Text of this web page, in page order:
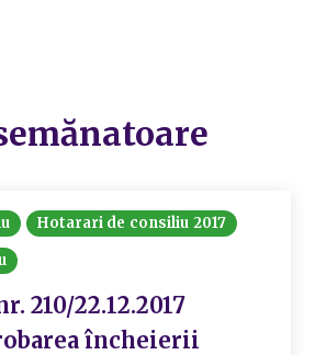
Hotarari de consiliu 2017
210/22.12.2017
încheierii